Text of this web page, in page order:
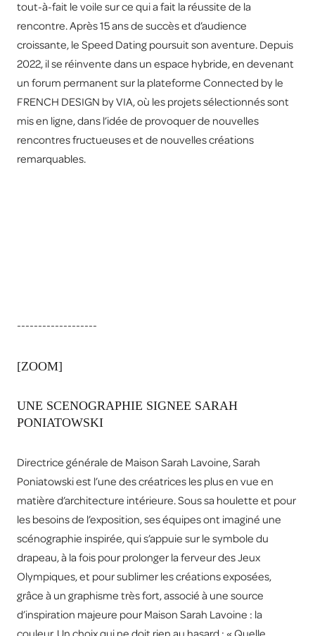
tout-à-fait le voile sur ce qui a fait la réussite de la
rencontre. Après 15 ans de succès et d’audience
croissante, le Speed Dating poursuit son aventure. Depuis
2022, il se réinvente dans un espace hybride, en devenant
un forum permanent sur la plateforme Connected by le
FRENCH DESIGN by VIA, où les projets sélectionnés sont
mis en ligne, dans l’idée de provoquer de nouvelles
rencontres fructueuses et de nouvelles créations
remarquables.
-------------------
[ZOOM]
UNE SCENOGRAPHIE SIGNEE SARAH
PONIATOWSKI
Directrice générale de Maison Sarah Lavoine, Sarah
Poniatowski est l’une des créatrices les plus en vue en
matière d’architecture intérieure. Sous sa houlette et pour
les besoins de l’exposition, ses équipes ont imaginé une
scénographie inspirée, qui s’appuie sur le symbole du
drapeau, à la fois pour prolonger la ferveur des Jeux
Olympiques, et pour sublimer les créations exposées,
grâce à un graphisme très fort, associé à une source
d’inspiration majeure pour Maison Sarah Lavoine : la
couleur. Un choix qui ne doit rien au hasard : « Quelle